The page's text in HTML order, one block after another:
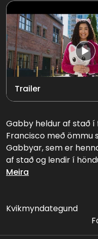
Trailer
Gabby heldur af stað
Francisco með ömmu
Gabbyar, sem er
af stað og lendir í
kattarkonunni Veru,
verður um seinan.
Meira
Kvikmyndategund